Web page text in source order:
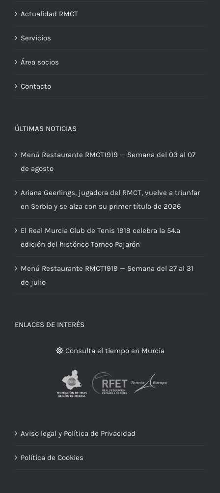
Actualidad RMCT
Servicios
Área socios
Contacto
ÚLTIMAS NOTICIAS
Menú Restaurante RMCT1919 — Semana del 03 al 07
de agosto
Ariana Geerlings, jugadora del RMCT, vuelve a triunfar
en Serbia y se alza con su primer título de 2026
El Real Murcia Club de Tenis 1919 celebra la 54.ª
edición del histórico Torneo Pajarón
Menú Restaurante RMCT1919 — Semana del 27 al 31
de julio
ENLACES DE INTERÉS
Consulta el tiempo en Murcia
Aviso legal y Política de Privacidad
Política de Cookies